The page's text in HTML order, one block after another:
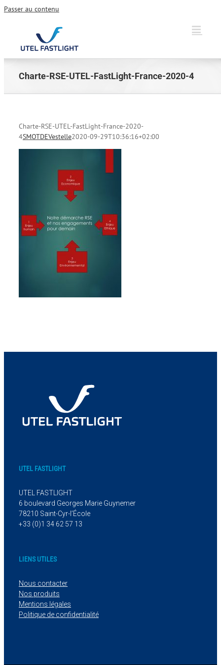
Passer au contenu
Charte-RSE-UTEL-FastLight-France-2020-4
Charte-RSE-UTEL-FastLight-France-2020-
4SMOTDEVestelle2020-09-29T10:36:16+02:00
UTEL FASTLIGHT
UTEL FASTLIGHT
6 boulevard Georges Marie Guynemer
78210 Saint-Cyr-l’École
+33 (0)1 34 62 57 13
LIENS UTILES
Nous contacter
Nos produits
Mentions légales
Politique de confidentialité